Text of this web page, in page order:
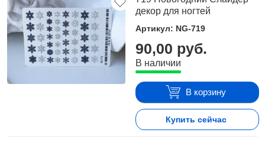
декор для ногтей
Артикул: NG-719
90,00 руб.
В наличии
В корзину
Купить сейчас